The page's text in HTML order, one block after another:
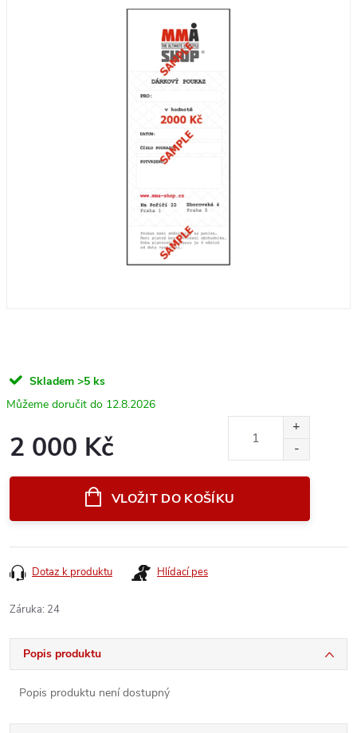
Skladem >5 ks
12.8.2026
2 000 Kč
VLOŽIT DO KOŠÍKU
Dotaz k produktu Hlídací pes
Záruka: 24
Popis produktu
Popis produktu není dostupný